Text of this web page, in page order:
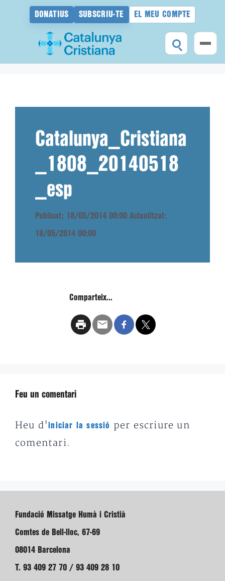
DONATIUS SUBSCRIU-TE EL MEU COMPTE
Catalunya_Cristiana
_1808_20140518
_esp
Publicat: 18/05/2014 00:00 Actualitzat:
18/05/2014 00:00
Comparteix...
Feu un comentari
Heu d'iniciar la sessió
per escriure un
comentari.
Fundació Missatge Humà i Cristià
Comtes de Bell-lloc, 67-69
08014 Barcelona
T. 93 409 27 70 / 93 409 28 10